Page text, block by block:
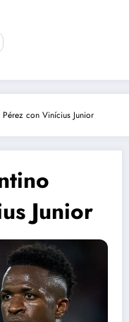
con Vinícius Junior
Junior